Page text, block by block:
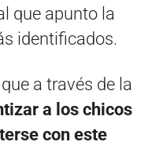
que apunto la
identificados.
a través de la
a los chicos
con este